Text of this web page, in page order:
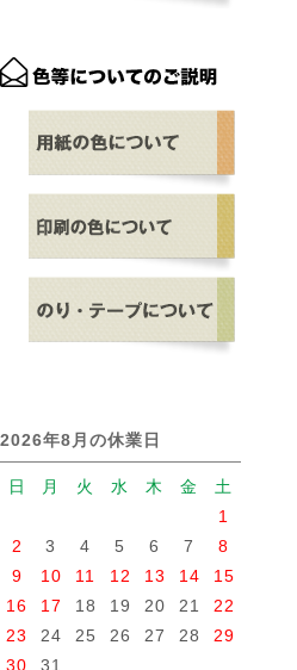
2026年8月の休業日
日 月 火 水 木 金
土
1
2
3 4 5 6 7
8
9
10 11 12 13 14
15
16
17 18 19 20 21
22
23
24 25 26 27 28
29
30
31